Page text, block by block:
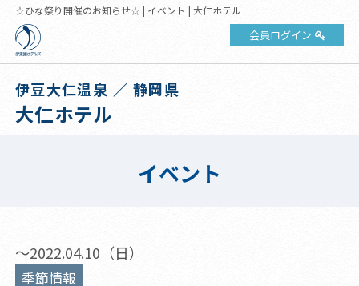
☆ひな祭り開催のお知らせ☆ | イベント | 大仁ホテル
会員ログイン
伊豆大仁温泉 ／ 静岡県
大仁ホテル
イベント
～2022.04.10（日）
季節情報